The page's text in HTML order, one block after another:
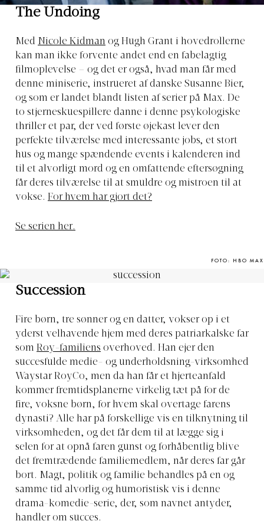
The Undoing
Med Nicole Kidman og Hugh Grant i hovedrollerne
kan man ikke forvente andet end en fabelagtig
filmoplevelse – og det er også, hvad man får med
denne miniserie, instrueret af danske Susanne Bier,
og som er landet blandt listen af serier på Max. De
to stjerneskuespillere danne i denne psykologiske
thriller et par, der ved første øjekast lever den
perfekte tilværelse med interessante jobs, et stort
hus og mange spændende events i kalenderen ind
til et alvorligt mord og en omfattende eftersøgning
får deres tilværelse til at smuldre og mistroen til at
vokse. For hvem har gjort det?
Se serien her.
FOTO: HBO MAX
Succession
Fire børn, tre sønner og en datter, vokser op i et
yderst velhavende hjem med deres patriarkalske far
som Roy-familiens overhoved. Han ejer den
succesfulde medie- og underholdsning-virksomhed
Waystar RoyCo, men da han får et hjerteanfald
kommer fremtidsplanerne virkelig tæt på for de
fire, voksne børn, for hvem skal overtage farens
dynasti? Alle har på forskellige vis en tilknytning til
virksomheden, og det får dem til at lægge sig i
selen for at opnå faren gunst og forhåbentlig blive
det fremtrædende familiemedlem, når deres far går
bort. Magt, politik og familie behandles på en og
samme tid alvorlig og humoristisk vis i denne
drama-komedie-serie, der, som navnet antyder,
handler om succes.